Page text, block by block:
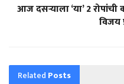
आज दसऱ्याला ‘या’ 2 रोपांची
विजय
Related Posts